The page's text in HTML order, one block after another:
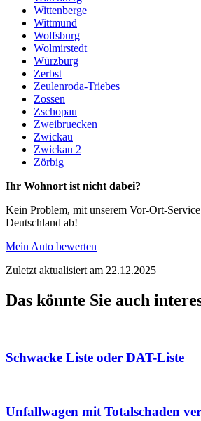
Wittenberge
Wittmund
Wolfsburg
Wolmirstedt
Würzburg
Zerbst
Zeulenroda-Triebes
Zossen
Zschopau
Zweibruecken
Zwickau
Zwickau 2
Zörbig
Ihr Wohnort ist nicht dabei?
Kein Problem, mit unserem Vor-Ort-
Deutschland ab!
Mein Auto bewerten
Zuletzt aktualisiert am 22.12.2025
Das könnte Sie auch
Schwacke Liste oder DAT-Liste
Unfallwagen mit Totalschaden